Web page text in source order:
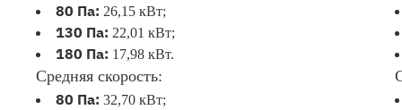
80 Па: 26,15 кВт;
130 Па: 22,01 кВт;
180 Па: 17,98 кВт.
Средняя скорость:
80 Па: 32,70 кВт;